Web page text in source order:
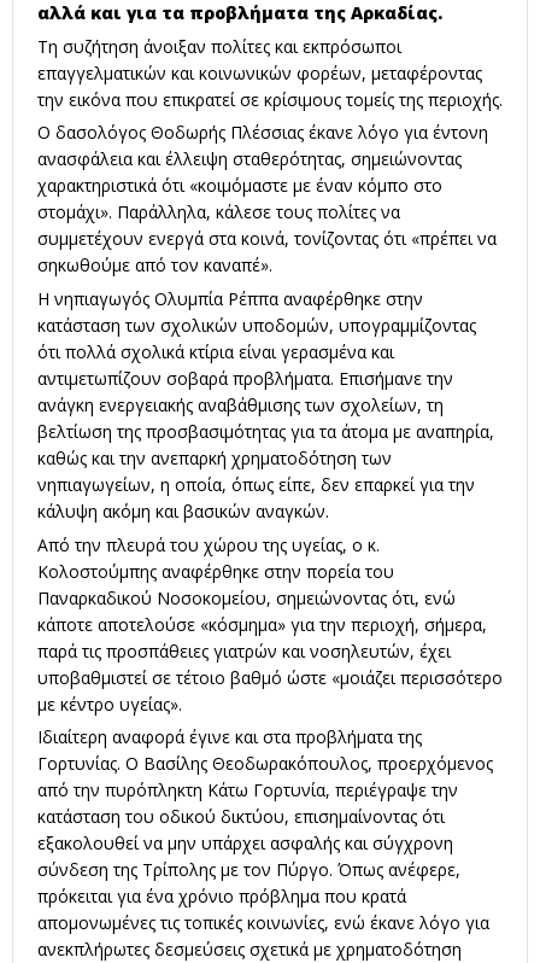
αλλά και για τα προβλήματα της Αρκαδίας.
Τη συζήτηση άνοιξαν πολίτες και εκπρόσωποι
επαγγελματικών και κοινωνικών φορέων, μεταφέροντας
την εικόνα που επικρατεί σε κρίσιμους τομείς της περιοχής.
Ο δασολόγος Θοδωρής Πλέσσιας έκανε λόγο για έντονη
ανασφάλεια και έλλειψη σταθερότητας, σημειώνοντας
χαρακτηριστικά ότι «κοιμόμαστε με έναν κόμπο στο
στομάχι». Παράλληλα, κάλεσε τους πολίτες να
συμμετέχουν ενεργά στα κοινά, τονίζοντας ότι «πρέπει να
σηκωθούμε από τον καναπέ».
Η νηπιαγωγός Ολυμπία Ρέππα αναφέρθηκε στην
κατάσταση των σχολικών υποδομών, υπογραμμίζοντας
ότι πολλά σχολικά κτίρια είναι γερασμένα και
αντιμετωπίζουν σοβαρά προβλήματα. Επισήμανε την
ανάγκη ενεργειακής αναβάθμισης των σχολείων, τη
βελτίωση της προσβασιμότητας για τα άτομα με αναπηρία,
καθώς και την ανεπαρκή χρηματοδότηση των
νηπιαγωγείων, η οποία, όπως είπε, δεν επαρκεί για την
κάλυψη ακόμη και βασικών αναγκών.
Από την πλευρά του χώρου της υγείας, ο κ.
Κολοστούμπης αναφέρθηκε στην πορεία του
Παναρκαδικού Νοσοκομείου, σημειώνοντας ότι, ενώ
κάποτε αποτελούσε «κόσμημα» για την περιοχή, σήμερα,
παρά τις προσπάθειες γιατρών και νοσηλευτών, έχει
υποβαθμιστεί σε τέτοιο βαθμό ώστε «μοιάζει περισσότερο
με κέντρο υγείας».
Ιδιαίτερη αναφορά έγινε και στα προβλήματα της
Γορτυνίας. Ο Βασίλης Θεοδωρακόπουλος, προερχόμενος
από την πυρόπληκτη Κάτω Γορτυνία, περιέγραψε την
κατάσταση του οδικού δικτύου, επισημαίνοντας ότι
εξακολουθεί να μην υπάρχει ασφαλής και σύγχρονη
σύνδεση της Τρίπολης με τον Πύργο. Όπως ανέφερε,
πρόκειται για ένα χρόνιο πρόβλημα που κρατά
απομονωμένες τις τοπικές κοινωνίες, ενώ έκανε λόγο για
ανεκπλήρωτες δεσμεύσεις σχετικά με χρηματοδότηση